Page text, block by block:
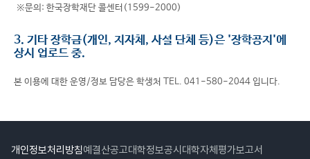
※문의: 한국장학재단 콜센터(1599-2000)
3. 기타 장학금(개인, 지자체, 사설 단체 등)은 '장학공지'에
상시 업로드 중.
본 이용에 대한 운영/정보 담당은 학생처 TEL. 041-580-2044 입니다.
개인정보처리방침예결산공고대학정보공시 대학자체평가보고서